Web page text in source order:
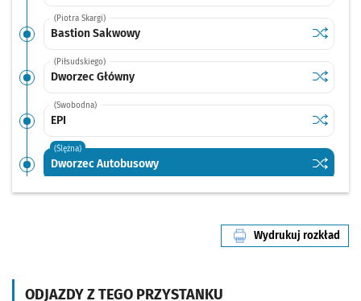
(Piotra Skargi)
Bastion Sakwowy Sprawdź
Bastion
(Piłsudskiego)
Dworzec Główny Sprawdź
Dworzec
(Swobodna)
EPI Sprawdź
EPI
(Ślężna)
Dworzec Autobusowy Sprawdź
Dworzec
(Gliniana)
Sprawdź
Joannitów
Czas
3'
Gajowa
Wydrukuj rozkład
linii nr 110
ODJAZDY Z TEGO PRZYSTANKU